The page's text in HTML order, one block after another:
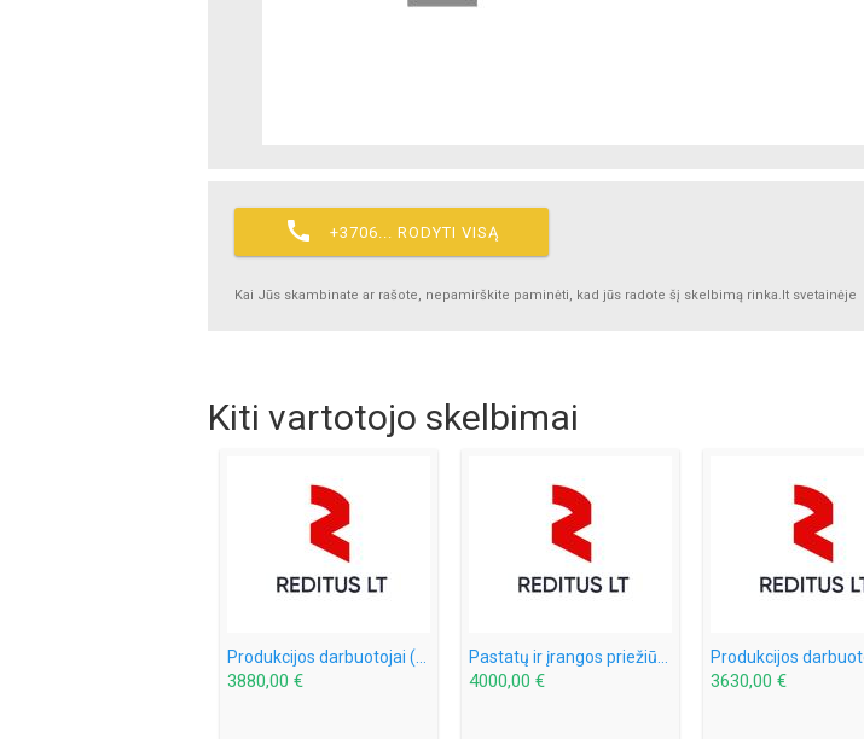
 +3706... RODYTI VISĄ
Kai Jūs skambinate ar rašote, nepamirškite paminėti, kad jūs radote šį skelbimą rinka.lt svetainėje
Kiti vartotojo skelbimai
3880,00 € 4000,00 € 3630,00 €